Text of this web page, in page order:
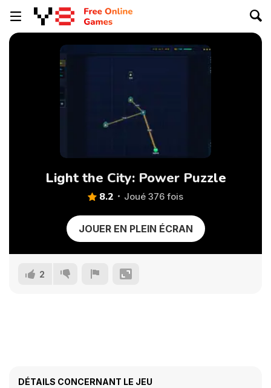
Light the City: Power Puzzle
8.2 Joué 376 fois
JOUER EN PLEIN ÉCRAN
2
DÉTAILS CONCERNANT LE JEU